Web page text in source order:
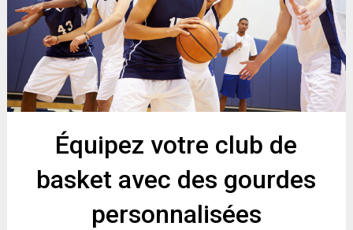
Équipez votre club de
basket avec des gourdes
personnalisées